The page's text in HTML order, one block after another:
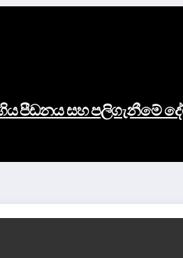
ගිය පීඩනය සහ පලිගැනීමේ